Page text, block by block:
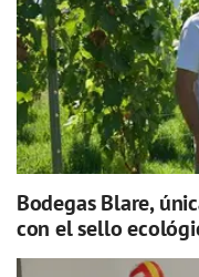
Bodegas Blare,
con el sello